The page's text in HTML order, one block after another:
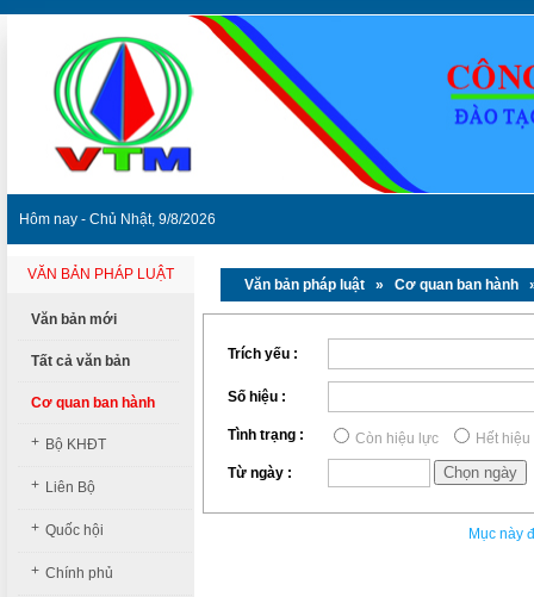
Hôm nay - Chủ Nhật, 9/8/2026
VĂN BẢN PHÁP LUẬT
Văn bản mới
Tất cả văn bản
Cơ quan ban hành
+ Bộ KHĐT
+ Liên Bộ
+ Quốc hội
+ Chính phủ
Văn bản pháp luật » Cơ quan ban hành
Trích yếu :
Số hiệu :
Tình trạng : Còn hiệu lực Hết
Từ ngày :
Mục này